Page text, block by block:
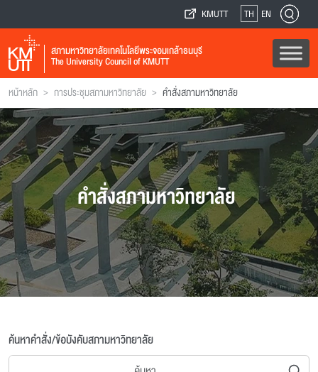
KMUTT TH EN
สภามหาวิทยาลัยเทคโนโลยีพระจอมเกล้าธนบุรี
The University Council of KMUTT
หน้าหลัก > การประชุมสภามหาวิทยาลัย > คำสั่งสภามหาวิทยาลัย
คำสั่งสภามหาวิทยาลัย
ค้นหาคำสั่ง/ข้อบังคับสภามหาวิทยาลัย